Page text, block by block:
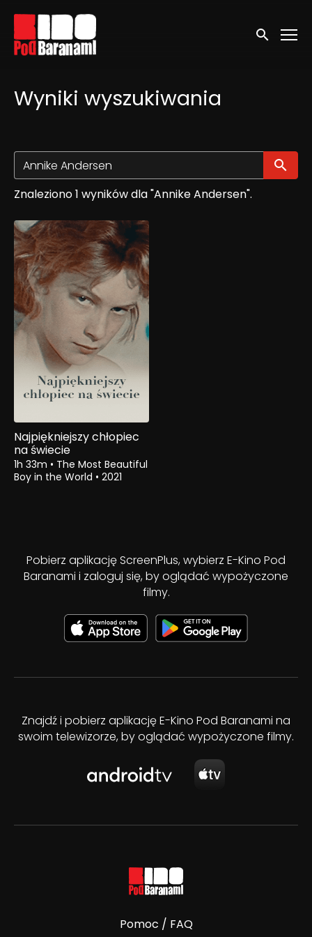
Linki ułatwień dostępu
Wyszukaj
Wyniki wyszukiwania
Znaleziono 1 wyników dla "Annike Andersen".
Najpiękniejszy chłopiec
na świecie
1h 33m • The Most Beautiful
Boy in the World • 2021
Pobierz aplikację ScreenPlus, wybierz E-Kino Pod
Baranami i zaloguj się, by oglądać wypożyczone
filmy.
Znajdź i pobierz aplikację E-Kino Pod Baranami na
swoim telewizorze, by oglądać wypożyczone filmy.
Pomoc / FAQ